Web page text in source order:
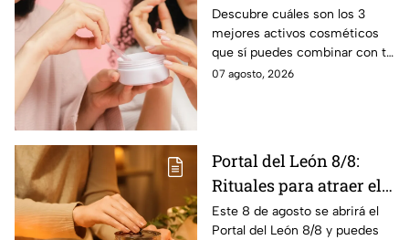
con tu suero de
vitamina C sin riesgo
de manchas
Descubre cuáles son los 3
mejores activos cosméticos
que sí puedes combinar con tu
suero de vitamina C sin riesgo
07 agosto, 2026
Portal del León 8/8:
Rituales para atraer el
amor este 8 de agosto
Este 8 de agosto se abrirá el
Portal del León 8/8 y puedes